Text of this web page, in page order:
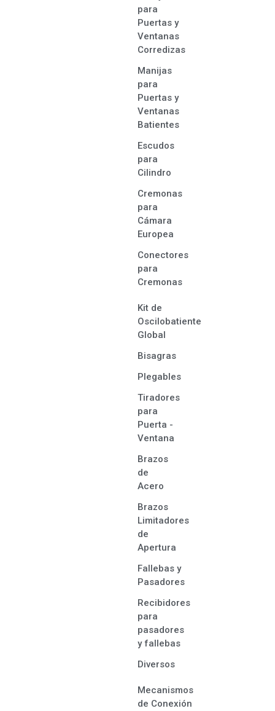
para
Puertas y
Ventanas
Corredizas
Manijas
para
Puertas y
Ventanas
Batientes
Escudos
para
Cilindro
Cremonas
para
Cámara
Europea
Conectores
para
Cremonas
Kit de
Oscilobatiente
Global
Bisagras
Plegables
Tiradores
para
Puerta -
Ventana
Brazos
de
Acero
Brazos
Limitadores
de
Apertura
Fallebas y
Pasadores
Recibidores
para
pasadores
y fallebas
Diversos
Mecanismos
de Conexión